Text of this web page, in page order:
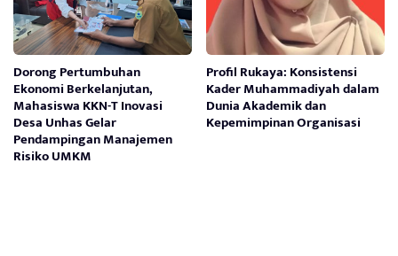
Dorong Pertumbuhan
Ekonomi Berkelanjutan,
Mahasiswa KKN-T Inovasi
Desa Unhas Gelar
Pendampingan Manajemen
Risiko UMKM
Profil Rukaya: Konsistensi
Kader Muhammadiyah dalam
Dunia Akademik dan
Kepemimpinan Organisasi